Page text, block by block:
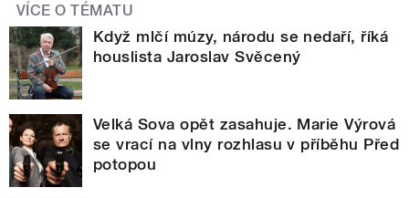
VÍCE O TÉMATU
Když mlčí múzy, národu se nedaří, říká
houslista Jaroslav Svěcený
Velká Sova opět zasahuje. Marie Výrová
se vrací na vlny rozhlasu v příběhu Před
potopou